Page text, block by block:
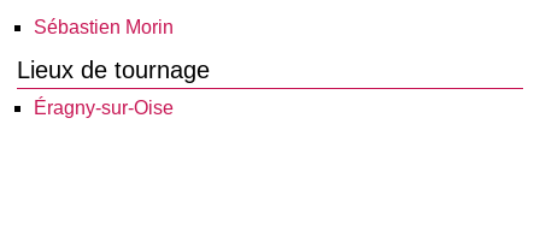
Sébastien Morin
Lieux de tournage
Éragny-sur-Oise